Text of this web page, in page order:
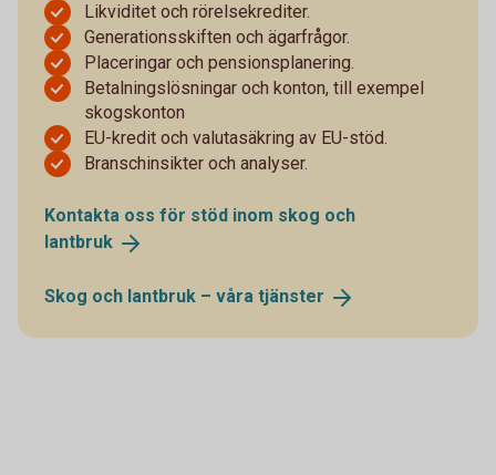
Likviditet och rörelsekrediter.
Generationsskiften och ägarfrågor.
Placeringar och pensionsplanering.
Betalningslösningar och konton, till exempel
skogskonton
EU-kredit och valutasäkring av EU-stöd.
Branschinsikter och analyser.
Kontakta oss för stöd inom skog och
lantbruk
Skog och lantbruk – våra tjänster